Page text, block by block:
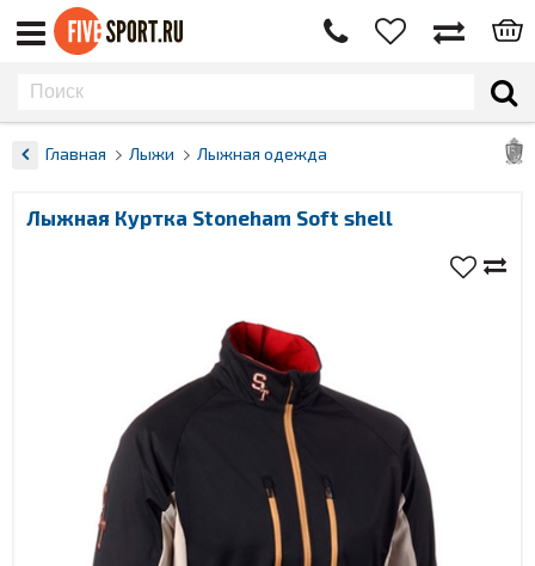
Главная Лыжи Лыжная одежда
Лыжная Куртка Stoneham Soft shell